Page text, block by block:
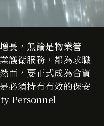
長，無論是物業管
護衛服務，都為求職
而，要正式成為合資
必須持有有效的保安
Personnel